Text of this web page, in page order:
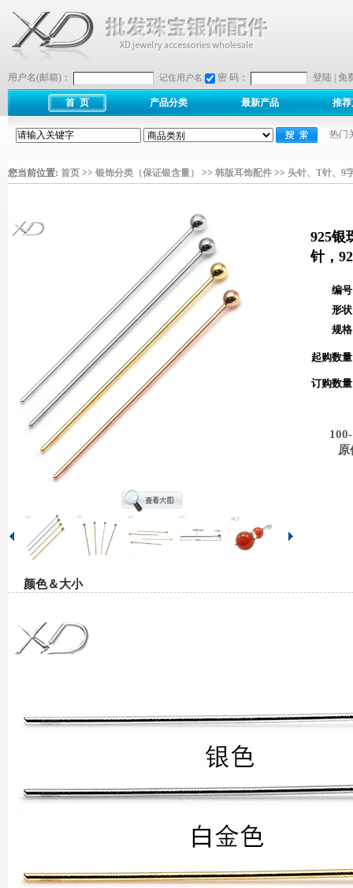
用户名(邮箱)： 记住用户名: 密 码： 登陆 免
首 页 产品分类 最新产品 推
热门
您当前位置: 首页 >> 银饰分类（保证银含量） >> 韩版耳饰配件 >> 头针、T针、9
925银
针，
编
形
规
起购数
订购数
原
颜色＆大小